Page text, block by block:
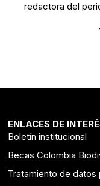
redactora del
ENLACES DE
Boletín institucional
Becas Colombia
Tratamiento de datos